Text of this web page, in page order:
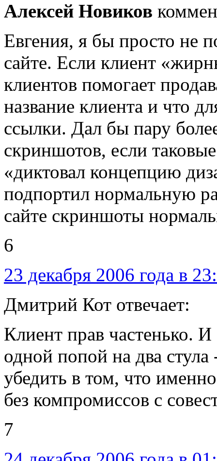
Алексей Новиков
Евгения, я бы просто не
сайте. Если клиент
клиентов помогает
название клиента и что
ссылки. Дал бы пару
скриншотов, если
«диктовал концепцию
подпортил нормальную
сайте скриншоты
6
23 декабря 2006 года в
Дмитрий Кот отвечает:
Клиент прав частенько. И
одной попой на два стула
убедить в том, что
без компромиссов с
7